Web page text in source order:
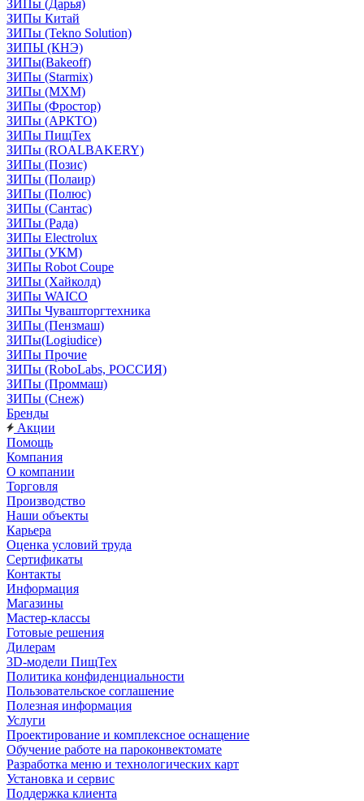
ЗИПы (Дарья)
ЗИПы Китай
ЗИПы (Tekno Solution)
ЗИПЫ (КНЭ)
ЗИПы(Bakeoff)
ЗИПы (Starmix)
ЗИПы (МХМ)
ЗИПы (Фростор)
ЗИПы (АРКТО)
ЗИПы ПищТех
ЗИПы (ROALBAKERY)
ЗИПы (Позис)
ЗИПы (Полаир)
ЗИПы (Полюс)
ЗИПы (Сантас)
ЗИПы (Рада)
ЗИПы Electrolux
ЗИПы (УКМ)
ЗИПы Robot Coupe
ЗИПы (Хайколд)
ЗИПы WAICO
ЗИПы Чувашторгтехника
ЗИПы (Пензмаш)
ЗИПы(Logiudice)
ЗИПы Прочие
ЗИПы (RoboLabs, РОССИЯ)
ЗИПы (Проммаш)
ЗИПы (Снеж)
Бренды
Акции
Помощь
Компания
О компании
Торговля
Производство
Наши объекты
Карьера
Оценка условий труда
Сертификаты
Контакты
Информация
Магазины
Мастер-классы
Готовые решения
Дилерам
3D-модели ПищТех
Политика конфиденциальности
Пользовательское соглашение
Полезная информация
Услуги
Проектирование и комплексное оснащение
Обучение работе на пароконвектомате
Разработка меню и технологических карт
Установка и сервис
Поддержка клиента